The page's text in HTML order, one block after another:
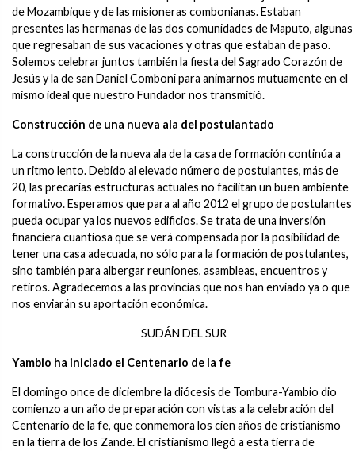
de Mozambique y de las misioneras combonianas. Estaban
presentes las hermanas de las dos comunidades de Maputo, algunas
que regresaban de sus vacaciones y otras que estaban de paso.
Solemos celebrar juntos también la fiesta del Sagrado Corazón de
Jesús y la de san Daniel Comboni para animarnos mutuamente en el
mismo ideal que nuestro Fundador nos transmitió.
Construcción de una nueva ala del postulantado
La construcción de la nueva ala de la casa de formación continúa a
un ritmo lento. Debido al elevado número de postulantes, más de
20, las precarias estructuras actuales no facilitan un buen ambiente
formativo. Esperamos que para al año 2012 el grupo de postulantes
pueda ocupar ya los nuevos edificios. Se trata de una inversión
financiera cuantiosa que se verá compensada por la posibilidad de
tener una casa adecuada, no sólo para la formación de postulantes,
sino también para albergar reuniones, asambleas, encuentros y
retiros. Agradecemos a las provincias que nos han enviado ya o que
nos enviarán su aportación económica.
SUDÁN DEL SUR
Yambio ha iniciado el Centenario de la fe
El domingo once de diciembre la diócesis de Tombura-Yambio dio
comienzo a un año de preparación con vistas a la celebración del
Centenario de la fe, que conmemora los cien años de cristianismo
en la tierra de los Zande. El cristianismo llegó a esta tierra de